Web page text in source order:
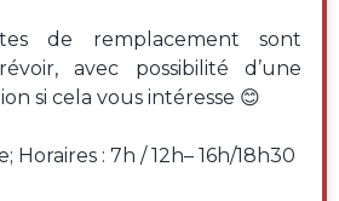
de remplacement sont
avec possibilité d’une
si cela vous intéresse 😊
Tournée agréable; Horaires : 7h / 12h– 16h/18h30